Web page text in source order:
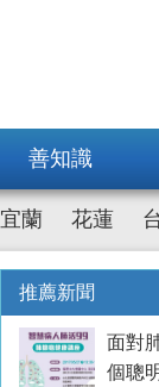
善知識
宜蘭 花蓮
推薦新聞
面對
個聰